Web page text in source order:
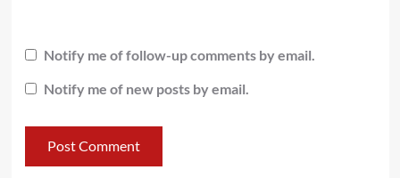
Notify me of follow-up comments by email.
Notify me of new posts by email.